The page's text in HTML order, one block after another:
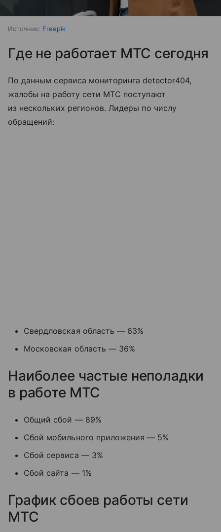
Источник: Freepik
Где не работает МТС сегодня
По данным сервиса мониторинга detector404,
жалобы на работу сети МТС поступают
из нескольких регионов. Лидеры по числу
обращений:
Свердловская область — 63%
Московская область — 36%
Наиболее частые неполадки
в работе МТС
Общий сбой — 89%
Сбой мобильного приложения — 5%
Сбой сервиса — 3%
Сбой сайта — 1%
График сбоев работы сети
МТС